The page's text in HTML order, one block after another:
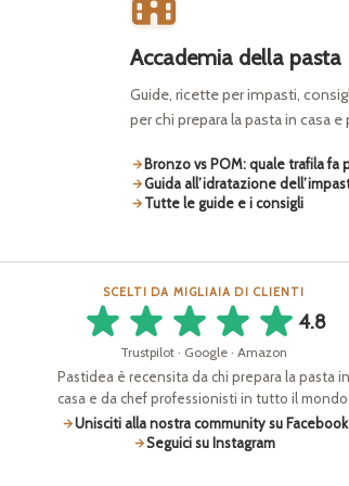
Accademia della pasta
Guide, ricette per impasti,
per chi prepara la pasta in casa
Bronzo vs POM: quale trafila fa
Guida all’idratazione
Tutte le guide e i consigli
SCELTI DA MIGLIAIA DI CLIENTI
4.8
Trustpilot · Google · Amazon
Pastidea è recensita da chi prepara la pasta in
casa e da chef professionisti in tutto il mondo.
Unisciti alla nostra community su Facebook
Seguici su Instagram